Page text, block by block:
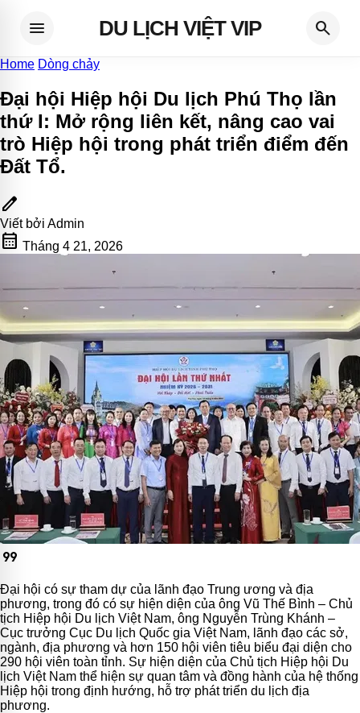
menu DU LỊCH VIỆT VIP search
Home Dòng chảy
Đại hội Hiệp hội Du lịch Phú Thọ lần
thứ I: Mở rộng liên kết, nâng cao vai
trò Hiệp hội trong phát triển điểm đến
Đất Tổ.
edit
Viết bởi Admin
calendar_month Tháng 4 21, 2026
format_quote
Đại hội có sự tham dự của lãnh đạo Trung ương và địa
phương, trong đó có sự hiện diện của ông Vũ Thế Bình – Chủ
tịch Hiệp hội Du lịch Việt Nam, ông Nguyễn Trùng Khánh –
Cục trưởng Cục Du lịch Quốc gia Việt Nam, lãnh đạo các sở,
ngành, địa phương và hơn 150 hội viên tiêu biểu đại diện cho
290 hội viên toàn tỉnh. Sự hiện diện của Chủ tịch Hiệp hội Du
lịch Việt Nam thể hiện sự quan tâm và đồng hành của hệ thống
Hiệp hội trong định hướng, hỗ trợ phát triển du lịch địa
phương.